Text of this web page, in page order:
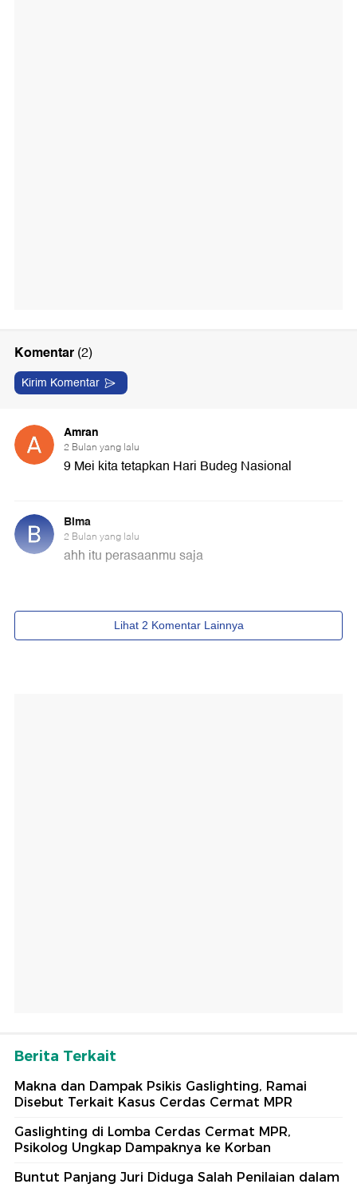
Berita Terkait
Makna dan Dampak Psikis Gaslighting, Ramai
Disebut Terkait Kasus Cerdas Cermat MPR
Gaslighting di Lomba Cerdas Cermat MPR,
Psikolog Ungkap Dampaknya ke Korban
Buntut Panjang Juri Diduga Salah Penilaian dalam